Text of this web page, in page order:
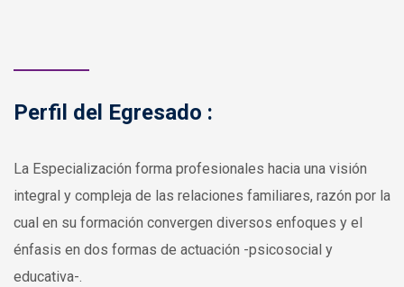
Perfil del Egresado :
La Especialización forma profesionales hacia una visión
integral y compleja de las relaciones familiares, razón por la
cual en su formación convergen diversos enfoques y el
énfasis en dos formas de actuación -psicosocial y
educativa-.